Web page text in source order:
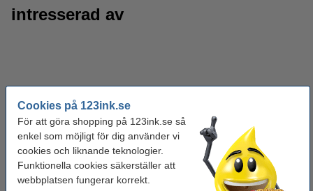
Cookies på 123ink.se
För att göra shopping på 123ink.se så
enkel som möjligt för dig använder vi
cookies och liknande teknologier.
Funktionella cookies säkerställer att
webbplatsen fungerar korrekt.
intresserad av